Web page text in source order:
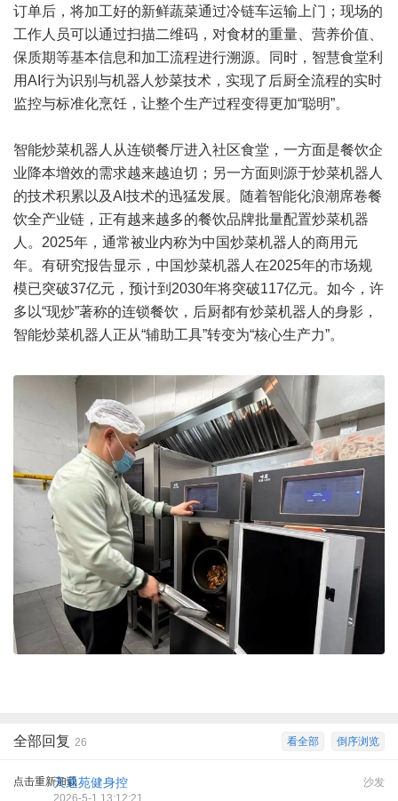
订单后，将加工好的新鲜蔬菜通过冷链车运输上门；现场的
工作人员可以通过扫描二维码，对食材的重量、营养价值、
保质期等基本信息和加工流程进行溯源。同时，智慧食堂利
用AI行为识别与机器人炒菜技术，实现了后厨全流程的实时
监控与标准化烹饪，让整个生产过程变得更加“聪明”。
智能炒菜机器人从连锁餐厅进入社区食堂，一方面是餐饮企
业降本增效的需求越来越迫切；另一方面则源于炒菜机器人
的技术积累以及AI技术的迅猛发展。随着智能化浪潮席卷餐
饮全产业链，正有越来越多的餐饮品牌批量配置炒菜机器
人。2025年，通常被业内称为中国炒菜机器人的商用元
年。有研究报告显示，中国炒菜机器人在2025年的市场规
模已突破37亿元，预计到2030年将突破117亿元。如今，许
多以“现炒”著称的连锁餐饮，后厨都有炒菜机器人的身影，
智能炒菜机器人正从“辅助工具”转变为“核心生产力”。
倒序浏览
看全部
全部回复 26
点击重新加载 沙发
天通苑健身控
2026-5-1 13:12:21